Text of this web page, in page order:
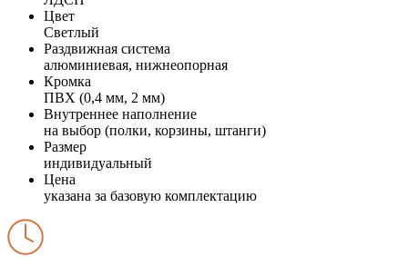
Цвет
Светлый
Раздвижная система
алюминиевая, нижнеопорная
Кромка
ПВХ (0,4 мм, 2 мм)
Внутреннее наполнение
на выбор (полки, корзины, штанги)
Размер
индивидуальный
Цена
указана за базовую комплектацию